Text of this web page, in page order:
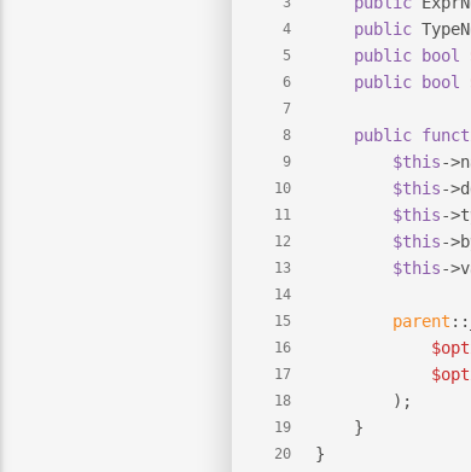
4
5
6
7
8
9
10
11
12
13
14
15
16
17
18
19
20
public
public
bool
public
bool
public
$this-
$this-
$this-
$this-
$this-
parent
        );
    }
}